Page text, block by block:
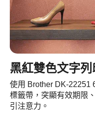
黑紅雙色文字列
使用 Brother DK-22251
標籤帶，突顯有效期限
引注意力。